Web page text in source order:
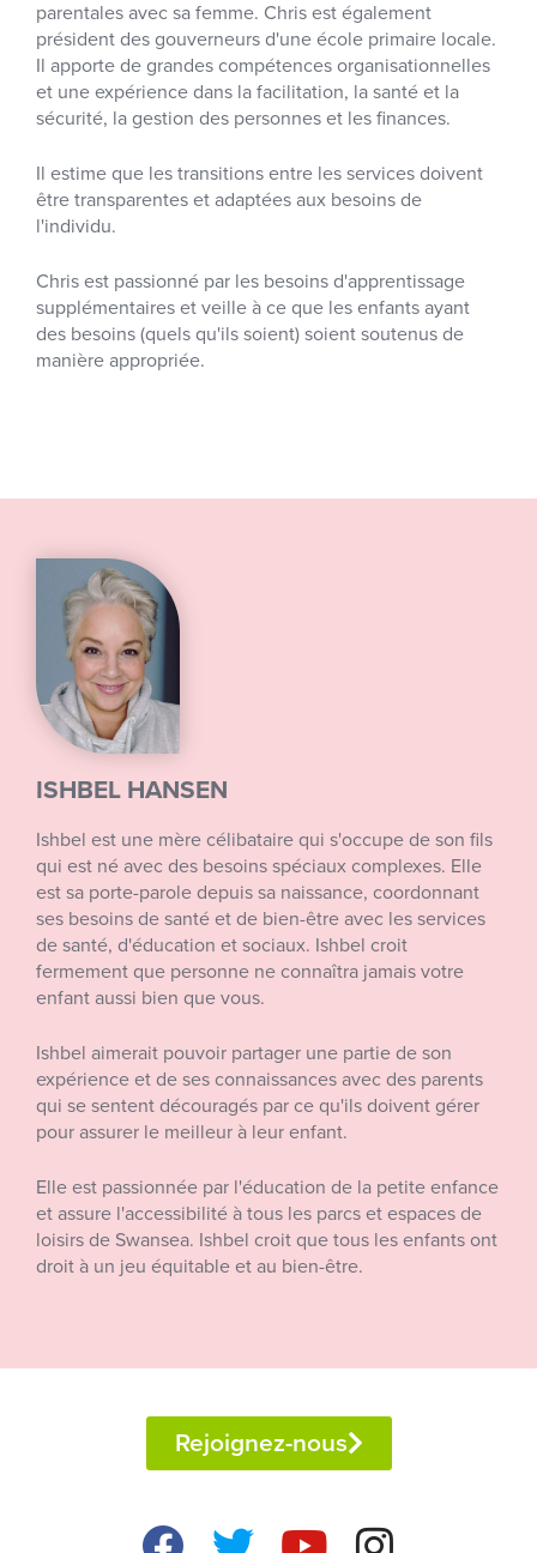
parentales avec sa femme. Chris est également
président des gouverneurs d'une école primaire locale.
Il apporte de grandes compétences organisationnelles
et une expérience dans la facilitation, la santé et la
sécurité, la gestion des personnes et les finances.
Il estime que les transitions entre les services doivent
être transparentes et adaptées aux besoins de
l'individu.
Chris est passionné par les besoins d'apprentissage
supplémentaires et veille à ce que les enfants ayant
des besoins (quels qu'ils soient) soient soutenus de
manière appropriée.
ISHBEL HANSEN
Ishbel est une mère célibataire qui s'occupe de son fils
qui est né avec des besoins spéciaux complexes. Elle
est sa porte-parole depuis sa naissance, coordonnant
ses besoins de santé et de bien-être avec les services
de santé, d'éducation et sociaux. Ishbel croit
fermement que personne ne connaîtra jamais votre
enfant aussi bien que vous.
Ishbel aimerait pouvoir partager une partie de son
expérience et de ses connaissances avec des parents
qui se sentent découragés par ce qu'ils doivent gérer
pour assurer le meilleur à leur enfant.
Elle est passionnée par l'éducation de la petite enfance
et assure l'accessibilité à tous les parcs et espaces de
loisirs de Swansea. Ishbel croit que tous les enfants ont
droit à un jeu équitable et au bien-être.
Rejoignez-nous